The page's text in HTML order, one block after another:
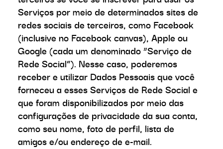
Serviços por meio de determinados sites de
redes sociais de terceiros, como Facebook
(inclusive no Facebook canvas), Apple ou
Google (cada um denominado “Serviço de
Rede Social”). Nesse caso, poderemos
receber e utilizar Dados Pessoais que você
forneceu a esses Serviços de Rede Social e
que foram disponibilizados por meio das
configurações de privacidade da sua conta,
como seu nome, foto de perfil, lista de
amigos e/ou endereço de e-mail.